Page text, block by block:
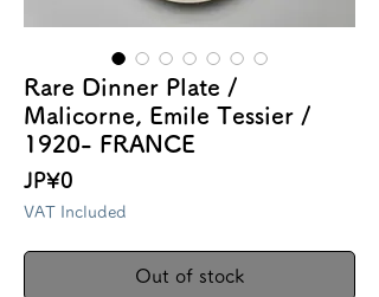
Rare Dinner Plate /
Malicorne, Emile Tessier /
1920- FRANCE
JP¥0
VAT Included
Out of stock